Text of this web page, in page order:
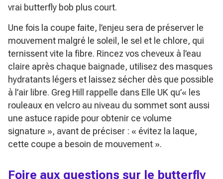
vrai butterfly bob plus court.
Une fois la coupe faite, l’enjeu sera de préserver le
mouvement malgré le soleil, le sel et le chlore, qui
ternissent vite la fibre. Rincez vos cheveux à l’eau
claire après chaque baignade, utilisez des masques
hydratants légers et laissez sécher dès que possible
à l’air libre. Greg Hill rappelle dans Elle UK qu’« les
rouleaux en velcro au niveau du sommet sont aussi
une astuce rapide pour obtenir ce volume
signature », avant de préciser : « évitez la laque,
cette coupe a besoin de mouvement ».
Foire aux questions sur le butterfly